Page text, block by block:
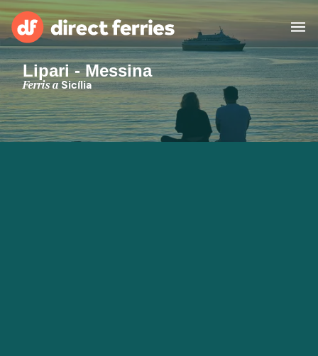
Països
Bitllets de Ferry
Lipari - Messina
Ferris aSicília